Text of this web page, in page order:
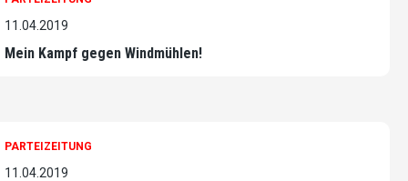
11.04.2019
Mein Kampf gegen Windmühlen!
PARTEIZEITUNG
11.04.2019